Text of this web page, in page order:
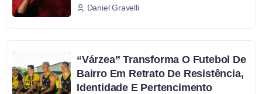
Daniel Gravelli
“Várzea” Transforma O Futebol De
Bairro Em Retrato De Resistência,
Identidade E Pertencimento